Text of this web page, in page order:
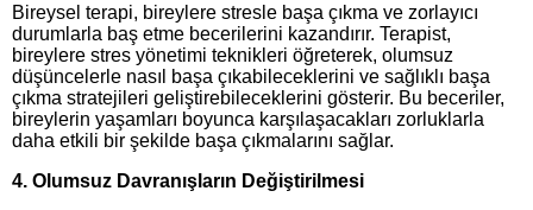
Bireysel terapi, bireylere stresle başa çıkma ve zorlayıcı
durumlarla baş etme becerilerini kazandırır. Terapist,
bireylere stres yönetimi teknikleri öğreterek, olumsuz
düşüncelerle nasıl başa çıkabileceklerini ve sağlıklı başa
çıkma stratejileri geliştirebileceklerini gösterir. Bu beceriler,
bireylerin yaşamları boyunca karşılaşacakları zorluklarla
daha etkili bir şekilde başa çıkmalarını sağlar.
4. Olumsuz Davranışların Değiştirilmesi